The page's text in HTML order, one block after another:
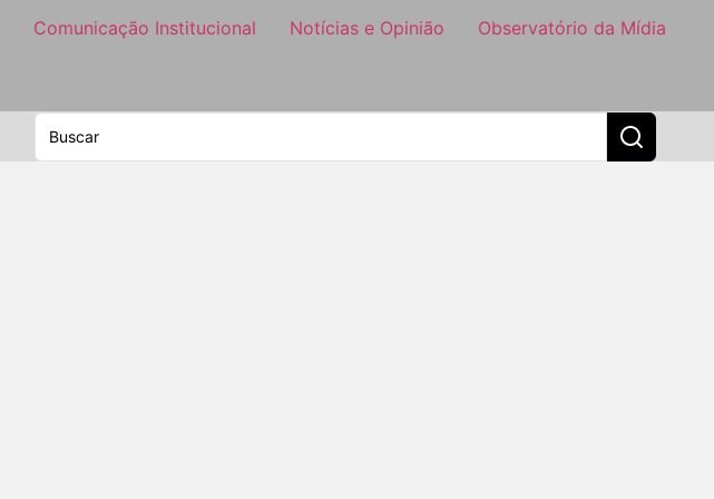
Comunicação Institucional Notícias e Opinião Observatório da Mídia